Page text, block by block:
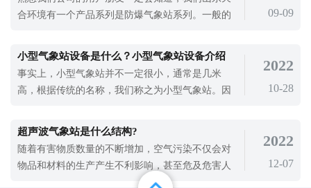
这种气象站配置了减震保护拉杆箱，不需要调试，
布局快捷，适用于各种应急场景，而且整
合环境有一个产品系列是防爆气象站系列。一般的
领域的气象监测设备。天合防爆气象站具体能够使
用在哪些场景中呢？我们先来看一下该设备的特
点。其中最大的特点就是其自身的防爆性能
09-09
小型气象站设备是什么？小型气象站设备介绍
事实上，小型气象站并不一定很小，通常是几米
高，根据传统的名称，我们称之为小型气象站。因
气象站。小型自动气象站也分为机械型和超声波
型，一般来说，机械由于价格优惠，使用较为普
遍。超声波精度高，价格昂贵，精度要求高的单
2022
10-28
超声波气象站是什么结构?
随着有害物质数量的不断增加，空气污染不仅会对
物品和材料的生产产生不利影响，甚至危及危害人
体、动物和植物的健康生长。空气污染的原因很
2022
12-07